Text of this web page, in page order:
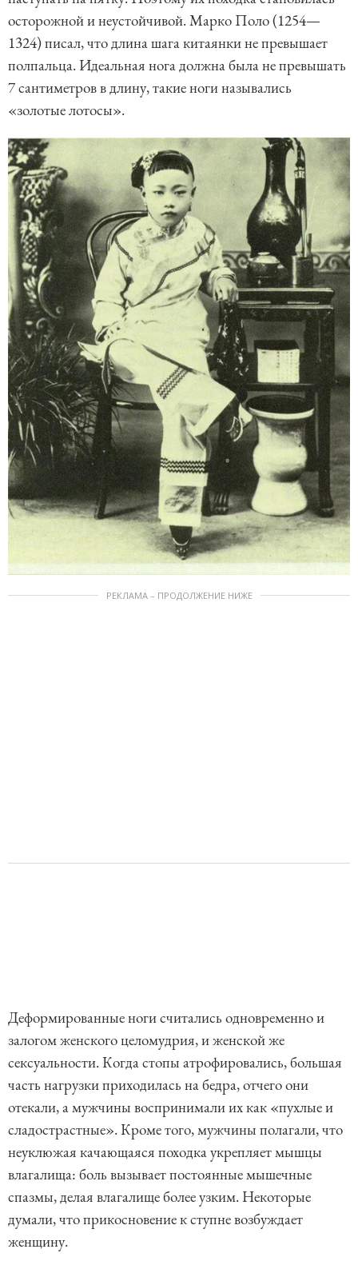
осторожной и неустойчивой. Марко Поло (1254—
1324) писал, что длина шага китаянки не превышает
полпальца. Идеальная нога должна была не превышать
7 сантиметров в длину, такие ноги назывались
«золотые лотосы».
РЕКЛАМА – ПРОДОЛЖЕНИЕ НИЖЕ
Деформированные ноги считались одновременно и
залогом женского целомудрия, и женской же
сексуальности. Когда стопы атрофировались, большая
часть нагрузки приходилась на бедра, отчего они
отекали, а мужчины воспринимали их как «пухлые и
сладострастные». Кроме того, мужчины полагали, что
неуклюжая качающаяся походка укрепляет мышцы
влагалища: боль вызывает постоянные мышечные
спазмы, делая влагалище более узким. Некоторые
думали, что прикосновение к ступне возбуждает
женщину.